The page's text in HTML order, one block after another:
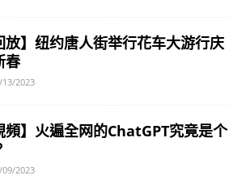
放】纽约唐人街举行花车大游行庆
春
13/2023
頻】火遍全网的ChatGPT究竟是个
09/2023